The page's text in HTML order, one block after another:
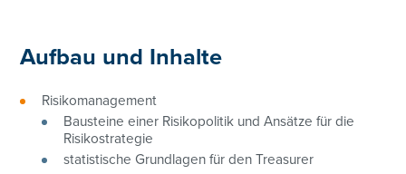
Aufbau und Inhalte
Risikomanagement
Bausteine einer Risikopolitik und Ansätze für die
Risikostrategie
statistische Grundlagen für den Treasurer